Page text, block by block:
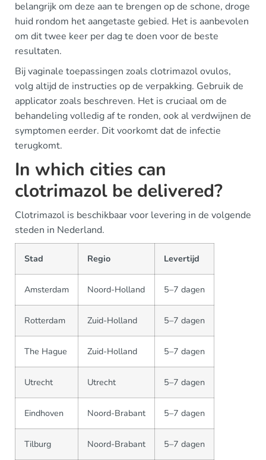
belangrijk om deze aan te brengen op de schone, droge
huid rondom het aangetaste gebied. Het is aanbevolen
om dit twee keer per dag te doen voor de beste
resultaten.
Bij vaginale toepassingen zoals clotrimazol ovulos,
volg altijd de instructies op de verpakking. Gebruik de
applicator zoals beschreven. Het is cruciaal om de
behandeling volledig af te ronden, ook al verdwijnen de
symptomen eerder. Dit voorkomt dat de infectie
terugkomt.
In which cities can
clotrimazol be delivered?
Clotrimazol is beschikbaar voor levering in de volgende
steden in Nederland.
Stad Regio Levertijd
Amsterdam Noord-Holland 5–7 dagen
Rotterdam Zuid-Holland 5–7 dagen
The Hague Zuid-Holland 5–7 dagen
Utrecht Utrecht 5–7 dagen
Eindhoven Noord-Brabant 5–7 dagen
Tilburg Noord-Brabant 5–7 dagen